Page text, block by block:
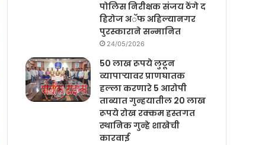
पोलिस निरीक्षक संजय ठेंगे द
हिरोज अॅफ अहिल्यानगर
पुरस्काराने सन्मानित
24/05/2026
50 लाख रूपये लुटून
व्यापाऱ्यावर प्राणघातक
हल्ला करणारे 5 आरोपी
ताब्यात गुन्हयातील 20 लाख
रूपये रोख रक्कम हस्तगत
स्थानिक गुन्हे शाखेची
कारवाई